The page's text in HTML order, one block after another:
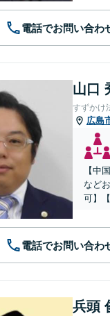
電話でお問い合わ
山口
すずかけ
広島
【中
など
可】
電話でお問い合わ
兵頭